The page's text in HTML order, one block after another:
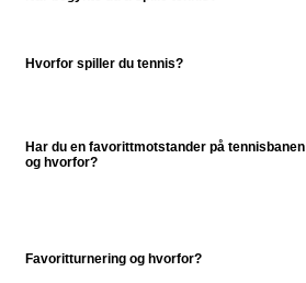
Hvorfor spiller du tennis?
Har du en favorittmotstander på tennisbanen
og hvorfor?
Favoritturnering og hvorfor?